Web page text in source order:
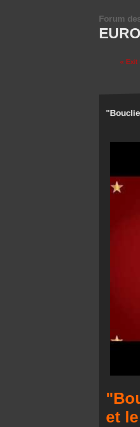
Forum
« Exit
et